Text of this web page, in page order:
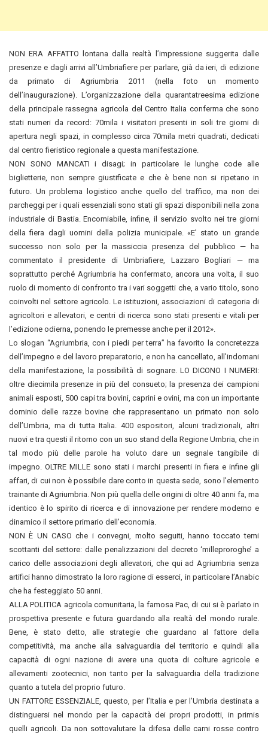
NON ERA AFFATTO lontana dalla realtà l’impressione suggerita dalle
presenze e dagli arrivi all’Umbriafiere per parlare, già da ieri, di edizione
da primato di Agriumbria 2011 (nella foto un momento
dell’inaugurazione). L’organizzazione della quarantatreesima edizione
della principale rassegna agricola del Centro Italia conferma che sono
stati numeri da record: 70mila i visitatori presenti in soli tre giorni di
apertura negli spazi, in complesso circa 70mila metri quadrati, dedicati
dal centro fieristico regionale a questa manifestazione.
NON SONO MANCATI i disagi; in particolare le lunghe code alle
biglietterie, non sempre giustificate e che è bene non si ripetano in
futuro. Un problema logistico anche quello del traffico, ma non dei
parcheggi per i quali essenziali sono stati gli spazi disponibili nella zona
industriale di Bastia. Encomiabile, infine, il servizio svolto nei tre giorni
della fiera dagli uomini della polizia municipale. «E’ stato un grande
successo non solo per la massiccia presenza del pubblico — ha
commentato il presidente di Umbriafiere, Lazzaro Bogliari — ma
soprattutto perché Agriumbria ha confermato, ancora una volta, il suo
ruolo di momento di confronto tra i vari soggetti che, a vario titolo, sono
coinvolti nel settore agricolo. Le istituzioni, associazioni di categoria di
agricoltori e allevatori, e centri di ricerca sono stati presenti e vitali per
l’edizione odierna, ponendo le premesse anche per il 2012».
Lo slogan “Agriumbria, con i piedi per terra” ha favorito la concretezza
dell’impegno e del lavoro preparatorio, e non ha cancellato, all’indomani
della manifestazione, la possibilità di sognare. LO DICONO I NUMERI:
oltre diecimila presenze in più del consueto; la presenza dei campioni
animali esposti, 500 capi tra bovini, caprini e ovini, ma con un importante
dominio delle razze bovine che rappresentano un primato non solo
dell’Umbria, ma di tutta Italia. 400 espositori, alcuni tradizionali, altri
nuovi e tra questi il ritorno con un suo stand della Regione Umbria, che in
tal modo più delle parole ha voluto dare un segnale tangibile di
impegno. OLTRE MILLE sono stati i marchi presenti in fiera e infine gli
affari, di cui non è possibile dare conto in questa sede, sono l’elemento
trainante di Agriumbria. Non più quella delle origini di oltre 40 anni fa, ma
identico è lo spirito di ricerca e di innovazione per rendere moderno e
dinamico il settore primario dell’economia.
NON È UN CASO che i convegni, molto seguiti, hanno toccato temi
scottanti del settore: dalle penalizzazioni del decreto ‘milleproroghe’ a
carico delle associazioni degli allevatori, che qui ad Agriumbria senza
artifici hanno dimostrato la loro ragione di esserci, in particolare l’Anabic
che ha festeggiato 50 anni.
ALLA POLITICA agricola comunitaria, la famosa Pac, di cui si è parlato in
prospettiva presente e futura guardando alla realtà del mondo rurale.
Bene, è stato detto, alle strategie che guardano al fattore della
competitività, ma anche alla salvaguardia del territorio e quindi alla
capacità di ogni nazione di avere una quota di colture agricole e
allevamenti zootecnici, non tanto per la salvaguardia della tradizione
quanto a tutela del proprio futuro.
UN FATTORE ESSENZIALE, questo, per l’Italia e per l’Umbria destinata a
distinguersi nel mondo per la capacità dei propri prodotti, in primis
quelli agricoli. Da non sottovalutare la difesa delle carni rosse contro